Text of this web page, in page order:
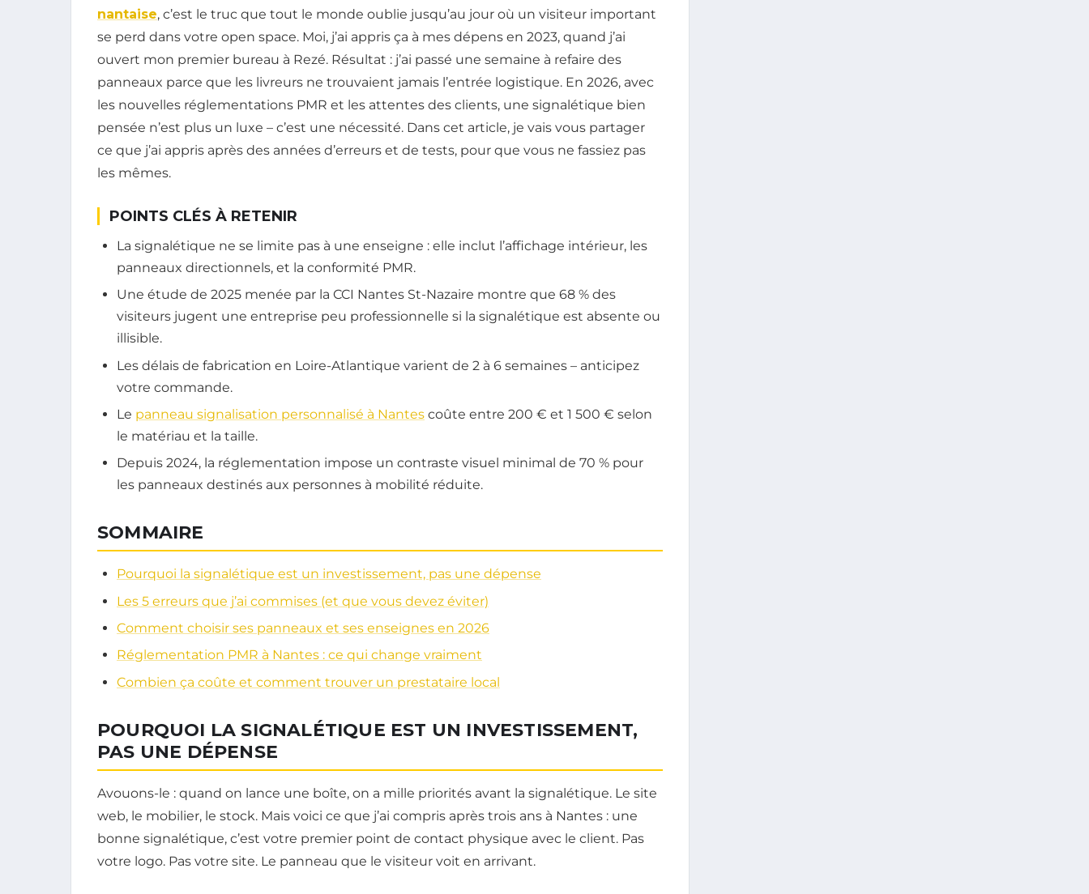
nantaise, c’est le truc que tout le monde oublie jusqu’au jour où un visiteur important
se perd dans votre open space. Moi, j’ai appris ça à mes dépens en 2023, quand j’ai
ouvert mon premier bureau à Rezé. Résultat : j’ai passé une semaine à refaire des
panneaux parce que les livreurs ne trouvaient jamais l’entrée logistique. En 2026, avec
les nouvelles réglementations PMR et les attentes des clients, une signalétique bien
pensée n’est plus un luxe – c’est une nécessité. Dans cet article, je vais vous partager
ce que j’ai appris après des années d’erreurs et de tests, pour que vous ne fassiez pas
les mêmes.
POINTS CLÉS À RETENIR
La signalétique ne se limite pas à une enseigne : elle inclut l’affichage intérieur, les
panneaux directionnels, et la conformité PMR.
Une étude de 2025 menée par la CCI Nantes St-Nazaire montre que 68 % des
visiteurs jugent une entreprise peu professionnelle si la signalétique est absente ou
illisible.
Les délais de fabrication en Loire-Atlantique varient de 2 à 6 semaines – anticipez
votre commande.
Le panneau signalisation personnalisé à Nantes coûte entre 200 € et 1 500 € selon
le matériau et la taille.
Depuis 2024, la réglementation impose un contraste visuel minimal de 70 % pour
les panneaux destinés aux personnes à mobilité réduite.
SOMMAIRE
Pourquoi la signalétique est un investissement, pas une dépense
Les 5 erreurs que j’ai commises (et que vous devez éviter)
Comment choisir ses panneaux et ses enseignes en 2026
Réglementation PMR à Nantes : ce qui change vraiment
Combien ça coûte et comment trouver un prestataire local
POURQUOI LA SIGNALÉTIQUE EST UN INVESTISSEMENT,
PAS UNE DÉPENSE
Avouons-le : quand on lance une boîte, on a mille priorités avant la signalétique. Le site
web, le mobilier, le stock. Mais voici ce que j’ai compris après trois ans à Nantes : une
bonne signalétique, c’est votre premier point de contact physique avec le client. Pas
votre logo. Pas votre site. Le panneau que le visiteur voit en arrivant.